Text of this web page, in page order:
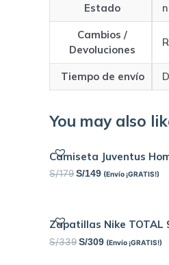
Estado
Cambios /
Devoluciones
Tiempo de envío
You may also
Camiseta Juventus
S/179 S/149 (Envío ¡GRATIS!)
Zapatillas Nike TOTAL
S/339 S/309 (Envío ¡GRATIS!)